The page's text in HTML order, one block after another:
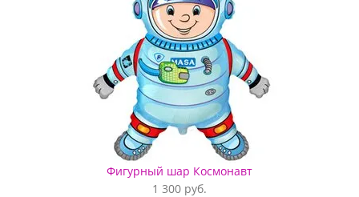
Фигурный шар Космонавт
1 300 руб.